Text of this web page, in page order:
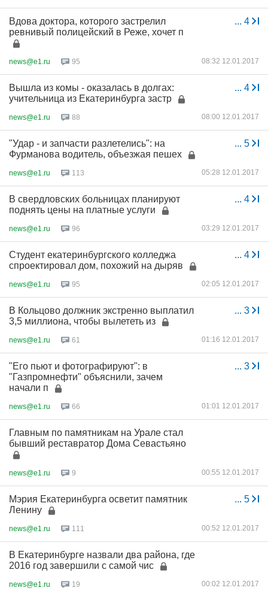
... 4
Вдова доктора, которого застрелил
ревнивый полицейский в Реже, хочет п
news@e1.ru 95 08:32 12.01.2017
... 4
Вышла из комы - оказалась в долгах:
учительница из Екатеринбурга застр
news@e1.ru 88 08:00 12.01.2017
... 5
"Удар - и запчасти разлетелись": на
Фурманова водитель, объезжая пешех
news@e1.ru 113 05:28 12.01.2017
... 4
В свердловских больницах планируют
поднять цены на платные услуги
news@e1.ru 96 03:29 12.01.2017
... 4
Студент екатеринбургского колледжа
спроектировал дом, похожий на дыряв
news@e1.ru 95 02:05 12.01.2017
... 3
В Кольцово должник экстренно выплатил
3,5 миллиона, чтобы вылететь из
news@e1.ru 61 01:16 12.01.2017
... 3
"Его пьют и фотографируют": в
"Газпромнефти" объяснили, зачем
начали п
news@e1.ru 66 01:01 12.01.2017
Главным по памятникам на Урале стал
бывший реставратор Дома Севастьяно
news@e1.ru 9 00:55 12.01.2017
... 5
Мэрия Екатеринбурга осветит памятник
Ленину
news@e1.ru 111 00:52 12.01.2017
В Екатеринбурге назвали два района, где
2016 год завершили с самой чис
news@e1.ru 19 00:02 12.01.2017